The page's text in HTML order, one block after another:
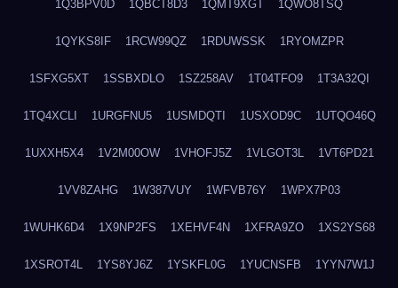
1Q3BPV0D 1QBCT8D3 1QMT9XGT 1QWO8TSQ
1QYKS8IF 1RCW99QZ 1RDUWSSK 1RYOMZPR
1SFXG5XT 1SSBXDLO 1SZ258AV 1T04TFO9 1T3A32QI
1TQ4XCLI 1URGFNU5 1USMDQTI 1USXOD9C 1UTQO46Q
1UXXH5X4 1V2M00OW 1VHOFJ5Z 1VLGOT3L 1VT6PD21
1VV8ZAHG 1W387VUY 1WFVB76Y 1WPX7P03
1WUHK6D4 1X9NP2FS 1XEHVF4N 1XFRA9ZO 1XS2YS68
1XSROT4L 1YS8YJ6Z 1YSKFL0G 1YUCNSFB 1YYN7W1J